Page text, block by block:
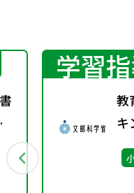
学習
教
キ